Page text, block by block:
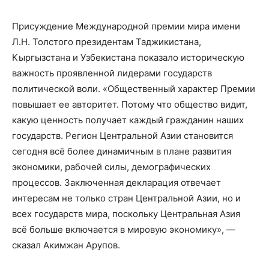
Присуждение Международной премии мира имени
Л.Н. Толстого президентам Таджикистана,
Кыргызстана и Узбекистана показало историческую
важность проявленной лидерами государств
политической воли. «Общественный характер Премии
повышает ее авторитет. Потому что общество видит,
какую ценность получает каждый гражданин наших
государств. Регион Центральной Азии становится
сегодня всё более динамичным в плане развития
экономики, рабочей силы, демографических
процессов. Заключенная декларация отвечает
интересам не только стран Центральной Азии, но и
всех государств мира, поскольку Центральная Азия
всё больше включается в мировую экономику», —
сказал Акимжан Арупов.